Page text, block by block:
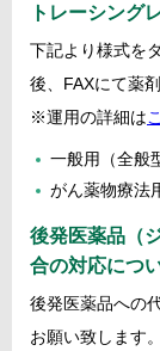
トレーシング
下記より様式を
後、FAXにて薬
※運用の詳細は
一般用（全般
がん薬物療法
後発医薬品（
合の対応につ
後発医薬品への
お願い致します。